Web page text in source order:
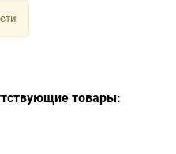
товары: